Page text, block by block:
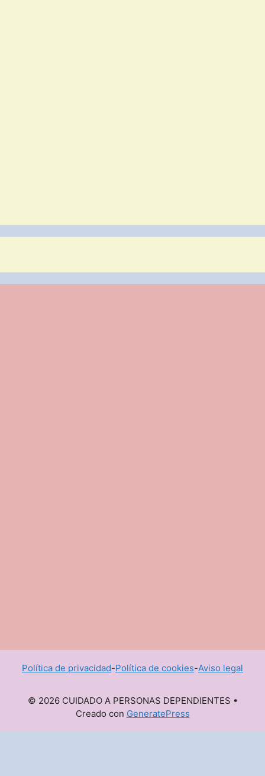
Política de privacidad-Política de cookies-Aviso legal
© 2026 CUIDADO A PERSONAS DEPENDIENTES •
Creado con GeneratePress